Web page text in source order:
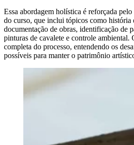
Essa abordagem holística é reforçada
do curso, que inclui tópicos como história
documentação de obras, identificação de
pinturas de cavalete e controle ambiental.
completa do processo, entendendo os
possíveis para manter o patrimônio